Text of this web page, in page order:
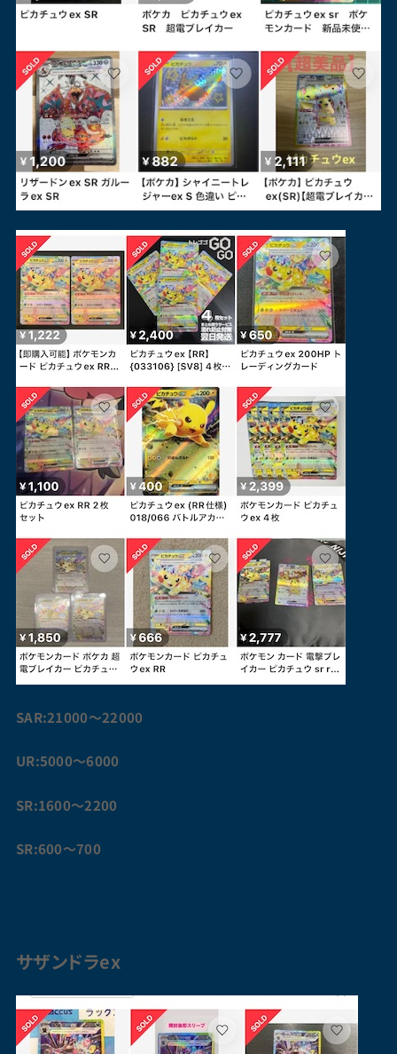
SAR:21000〜22000
UR:5000〜6000
SR:1600〜2200
SR:600〜700
サザンドラex